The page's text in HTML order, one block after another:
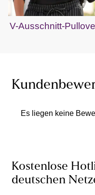
V-Ausschnitt-
Es liegen keine
Kostenlose
deutschen